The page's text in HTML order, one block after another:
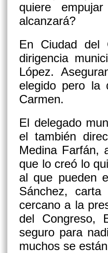
quiere
alcanzará?
En Ciudad del
dirigencia
López.
elegido pero la
Carmen.
El delegado
el también
Medina Farfán,
que lo creó lo
al que pueden
Sánchez,
cercano a la
del Congreso,
seguro para
muchos se